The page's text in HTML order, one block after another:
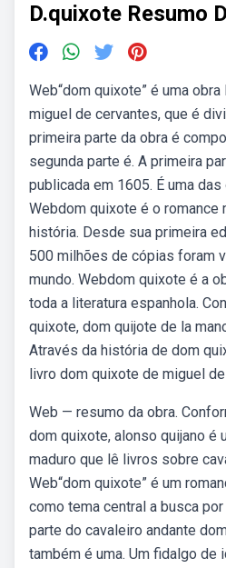
D.quixote Resumo
Web“dom quixote” é uma
miguel de cervantes, que é
primeira parte da obra é
segunda parte é. A primeira
publicada em 1605. É uma
Webdom quixote é o romance
história. Desde sua primeira
500 milhões de cópias foram
mundo. Webdom quixote é a
toda a literatura espanhola.
quixote, dom quijote de la
Através da história de dom
livro dom quixote de miguel
Web — resumo da obra.
dom quixote, alonso quijano é
maduro que lê livros sobre
Web“dom quixote” é um
como tema central a busca
parte do cavaleiro andante
também é uma. Um fidalgo de